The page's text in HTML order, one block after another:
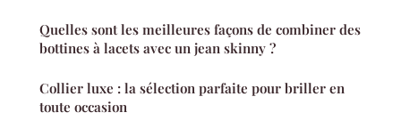
Quelles sont les meilleures façons de combiner des
bottines à lacets avec un jean skinny ?
Collier luxe : la sélection parfaite pour briller en
toute occasion